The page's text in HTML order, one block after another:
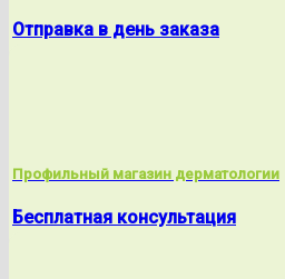
Отправка в день заказа
Профильный магазин дерматологии
Бесплатная консультация